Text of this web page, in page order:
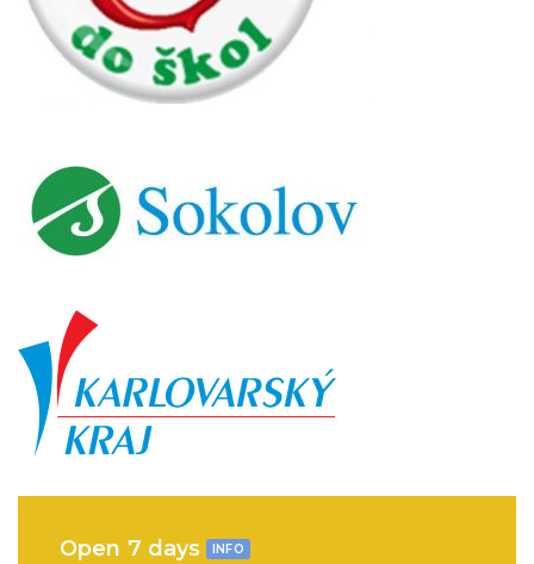
Open 7 days INFO